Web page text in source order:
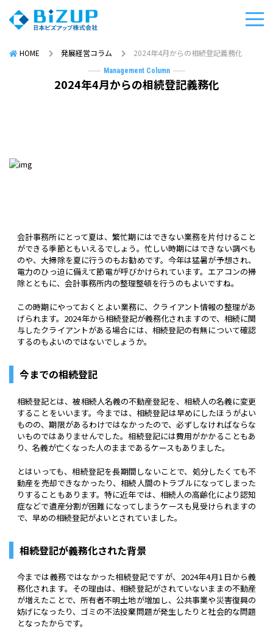
HOME 発展経営コラム 2024年4月からの相続登記義務化
Management Column
2024年4月からの相続登記義務化
会計事務所にとって夏は、繁忙期にはできない業務を片付けること
ができる季節ともいえるでしょう。忙しい時期にはできない調べも
のや、大掃除を夏に行うのもお勧めです。今年は猛暑が予想され、
電力のひっ迫に備えて節電が呼びかけられています。エアコンの掃
除とともに、会計事務所内の整理整頓を行うのもよいですね。
この時期にやっておくとよい業務に、クライアント情報の整理があ
げられます。2024年から相続登記が義務化されますので、相続に関
与したクライアントがある場合には、相続登記の有無について確認
するのもよいのではないでしょうか。
今までの相続登記
相続登記とは、被相続人名義の不動産登記を、相続人の名義に変更
することをいいます。今までは、相続登記は早めにしたほうがよい
ものの、期限があるわけではなかったので、必ずしなければならな
いものではありませんでした。相続登記には費用がかかることもあ
り、名義が亡くなった人のままであるケースもありました。
とはいっても、相続登記を長期間しないことで、処分したくても不
動産を売却できなかったり、相続人間のトラブルになってしまった
りすることもあります。特に近年では、相続人の高齢化により認知
症などで遺産分割が困難になってしまうケースも見受けられますの
で、早めの相続登記がよいとされていました。
相続登記が義務化された背景
今までは義務ではなかった相続登記ですが、2024年4月1日から義
務化されます。その理由は、相続登記がされていないままの不動産
が増えたことで、所有者不明土地が増加し、公共事業や災害復興の
妨げになったり、ゴミの不法投棄問題が発生したりと社会的な問題
となったからです。